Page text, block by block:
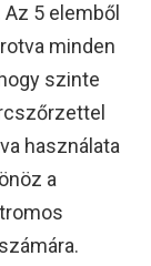
5 elemből
minden
szinte
használata
a